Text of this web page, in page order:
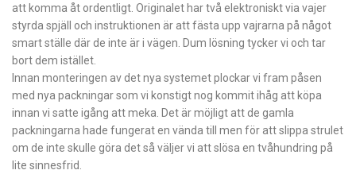
att komma åt ordentligt. Originalet har två elektroniskt via vajer
styrda spjäll och instruktionen är att fästa upp vajrarna på något
smart ställe där de inte är i vägen. Dum lösning tycker vi och tar
bort dem istället.
Innan monteringen av det nya systemet plockar vi fram påsen
med nya packningar som vi konstigt nog kommit ihåg att köpa
innan vi satte igång att meka. Det är möjligt att de gamla
packningarna hade fungerat en vända till men för att slippa strulet
om de inte skulle göra det så väljer vi att slösa en tvåhundring på
lite sinnesfrid.